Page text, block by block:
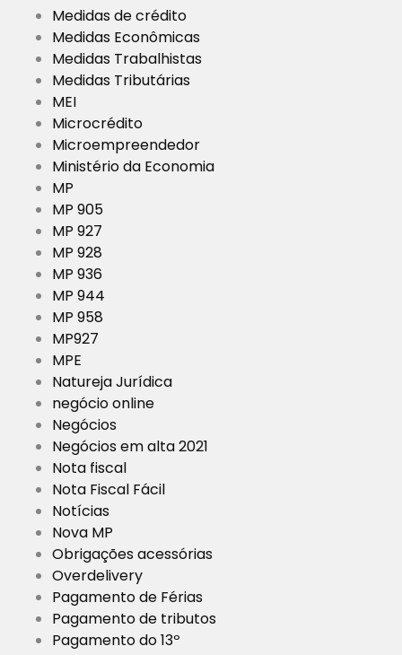
Medidas de crédito
Medidas Econômicas
Medidas Trabalhistas
Medidas Tributárias
MEI
Microcrédito
Microempreendedor
Ministério da Economia
MP
MP 905
MP 927
MP 928
MP 936
MP 944
MP 958
MP927
MPE
Natureja Jurídica
negócio online
Negócios
Negócios em alta 2021
Nota fiscal
Nota Fiscal Fácil
Notícias
Nova MP
Obrigações acessórias
Overdelivery
Pagamento de Férias
Pagamento de tributos
Pagamento do 13º